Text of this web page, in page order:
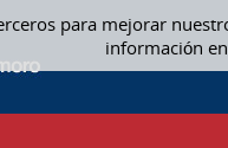
para mejorar
información